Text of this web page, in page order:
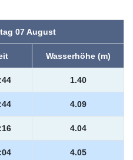
07 August
Wasserhöhe (m)
1.40
4.09
4.04
4.05